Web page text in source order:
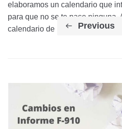
elaboramos un calendario que
para que no se te pase ninguna.
calendario de Marzo,Previous